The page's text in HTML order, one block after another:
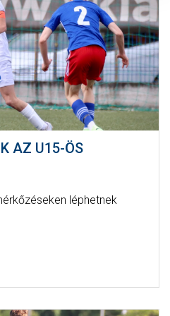
AZ U15-ÖS
léphetnek